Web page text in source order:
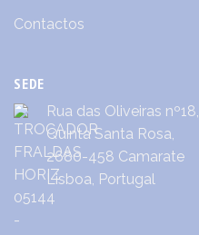
Contactos
SEDE
Rua das Oliveiras nº18,
Quinta Santa Rosa,
2680-458 Camarate
Lisboa, Portugal